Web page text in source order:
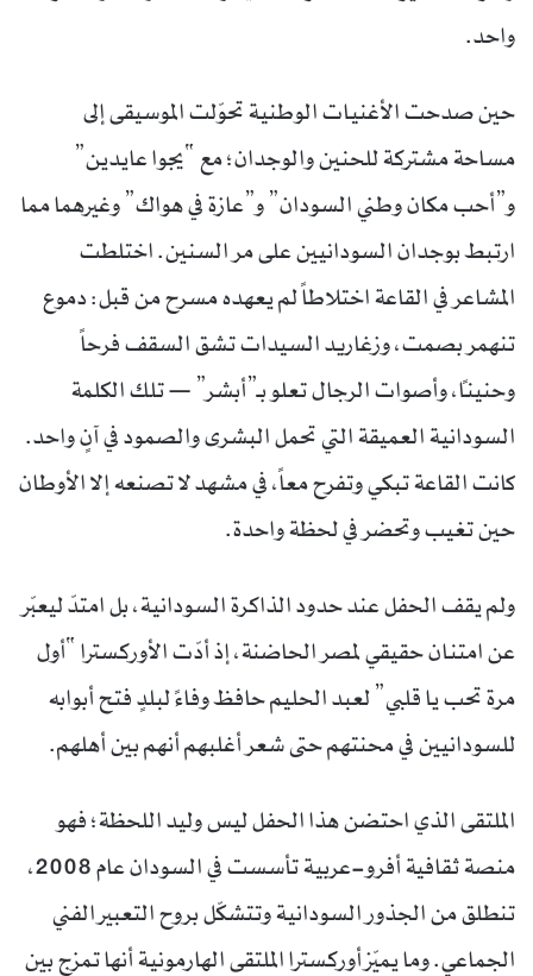
واحد.
حين صدحت الأغنيات الوطنية تحوّلت الموسيقى إلى
مساحة مشتركة للحنين والوجدان؛ مع “يجوا عايدين”
و”أحب مكان وطني السودان” و”عازة في هواك” وغيرهما مما
ارتبط بوجدان السودانيين على مر السنين. اختلطت
المشاعر في القاعة اختلاطاً لم يعهده مسرح من قبل: دموع
تنهمر بصمت، وزغاريد السيدات تشق السقف فرحاً
وحنيناً، وأصوات الرجال تعلو بـ”أبشر” — تلك الكلمة
السودانية العميقة التي تحمل البشرى والصمود في آنٍ واحد.
كانت القاعة تبكي وتفرح معاً، في مشهد لا تصنعه إلا الأوطان
حين تغيب وتحضر في لحظة واحدة.
ولم يقف الحفل عند حدود الذاكرة السودانية، بل امتدّ ليعبّر
عن امتنان حقيقي لمصر الحاضنة، إذ أدّت الأوركسترا “أول
مرة تحب يا قلبي” لعبد الحليم حافظ وفاءً لبلدٍ فتح أبوابه
للسودانيين في محنتهم حتى شعر أغلبهم أنهم بين أهلهم.
الملتقى الذي احتضن هذا الحفل ليس وليد اللحظة؛ فهو
منصة ثقافية أفرو-عربية تأسست في السودان عام 2008،
تنطلق من الجذور السودانية وتتشكّل بروح التعبير الفني
الجماعي. وما يميّز أوركسترا الملتقى الهارمونية أنها تمزج بين